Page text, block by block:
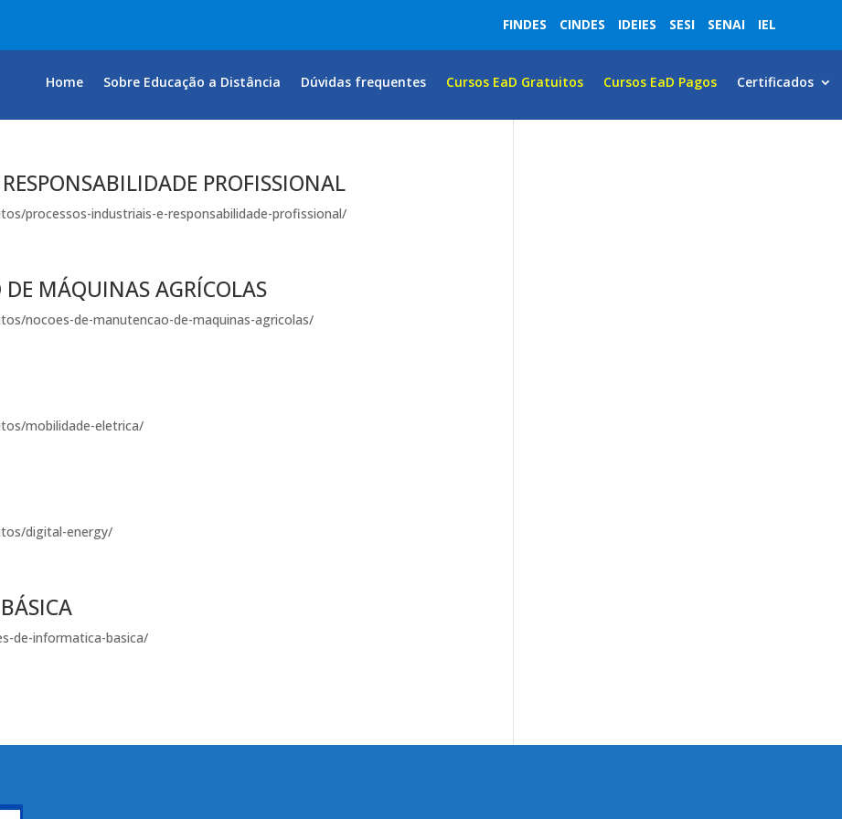
FINDES CINDES IDEIES SESI SENAI IEL
Home Sobre Educação a Distância Dúvidas frequentes Cursos EaD Gratuitos Cursos EaD Pagos Certificados
PROFISSIONAL
processos-industriais-e-responsabilidade-profissional/
MÁQUINAS AGRÍCOLAS
nocoes-de-manutencao-de-maquinas-agricolas/
mobilidade-eletrica/
digital-energy/
de-informatica-basica/